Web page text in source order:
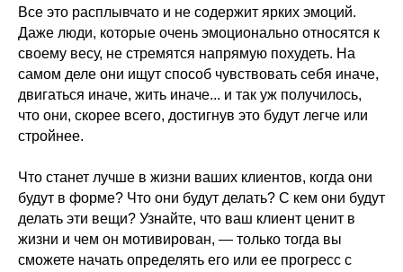
Все это расплывчато и не содержит ярких эмоций.
Даже люди, которые очень эмоционально относятся к
своему весу, не стремятся напрямую похудеть. На
самом деле они ищут способ чувствовать себя иначе,
двигаться иначе, жить иначе... и так уж получилось,
что они, скорее всего, достигнув это будут легче или
стройнее.
Что станет лучше в жизни ваших клиентов, когда они
будут в форме? Что они будут делать? С кем они будут
делать эти вещи? Узнайте, что ваш клиент ценит в
жизни и чем он мотивирован, — только тогда вы
сможете начать определять его или ее прогресс с